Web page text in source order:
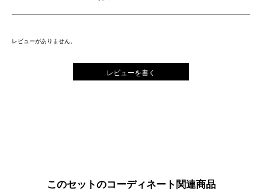
レビューがありません。
レビューを書く
このセットのコーディネート関連商品